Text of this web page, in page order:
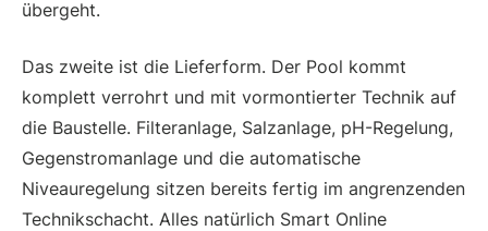
übergeht.
Das zweite ist die Lieferform. Der Pool kommt
komplett verrohrt und mit vormontierter Technik auf
die Baustelle. Filteranlage, Salzanlage, pH-Regelung,
Gegenstromanlage und die automatische
Niveauregelung sitzen bereits fertig im angrenzenden
Technikschacht. Alles natürlich Smart Online